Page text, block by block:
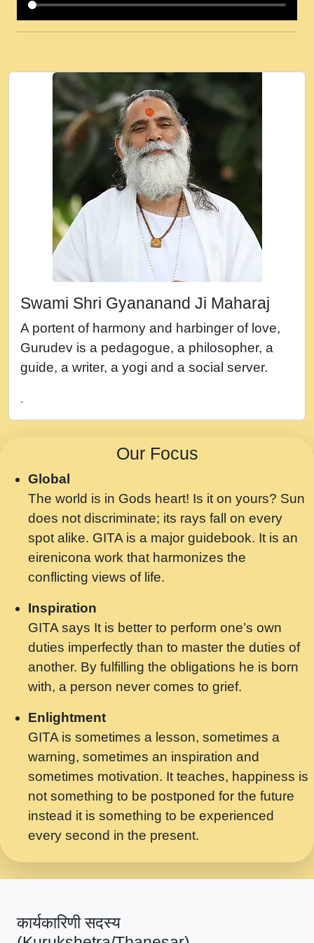
कई पकड क मर हथ र मह वदवन पहच दय! मह जन
Ki - Krishna Bhajan - New Bhajan 2020
#Ishwar Bhakti.mp3
जब से गीता ज्ञान पाया मैं बड़ी मस्ती में हूँ । 2018 -
Rishikesh - Ratan Ji Rasik.mp3
तन हल दल द सनव मड उतत सर रख क, नल रव त
गल लग जव त सर उतत हथ रख द!.mp3
तू कर प्रीतम से प्रीत, यूहीं दिन बीतते जाते हैं ।
2018 - Rishikesh - Swami Gyananand Ji
Maharaj.mp3
न म गवद गपल गद फर, पयर महन न रझद फर! shri
नह भरस रह लडडल... अपन खट करम क !!!! मह दद
सहर चरण क .....mp3
बगड नसब कसन सवर तर बगर Shri ravinandan
shastri ji maharaj.mp3
Chahe Ram Ho Chahe Shyam Ho.mp3
मझ अपन जवन बनन न आय, रठ हर क मनन न आय
Shri ravinandan shastri ji maharaj.mp3
मन अशांत मंत्र जाप - गीता प्रेरणा -Swami
Gyananand Ji Maharaj.mp3
मन बध लय परम वल कगन Special Shyam
Saawariya.mp3
मर गनय न अपरध लडडल शर रध.... Shri
ravinandan shastri ji maharaj.mp3
मेरे मन हरी का ध्यान लगा - भजन भाव - 2018 -
Rishikesh - Swami Gyananand Ji
Maharaj.mp3
यह हसरत तलब ह नकज कमर Yahi Hasraten
Talab Hai Bhav Pravah #bhajan.mp3
लडल ज बल ल क ज न लग Sadhvi Purnima Ji
7.9.2021 जवल नगर दलल #बसर.mp3
सख भ मझ पयर ह दख भ मझ पयर ह!छड म कस दत
सपरहट भजन 2021 - तर अखय ह जद भर बहर ज म
सपरहट शयम भजन - जय जय शयम जय जय शयम
Swami Shri Gyananand Ji Maharaj
A portent of harmony and harbinger of love,
Gurudev is a pedagogue, a philosopher, a
guide, a writer, a yogi and a social server.
.
Our Focus
Global
The world is in Gods heart! Is it on yours? Sun
does not discriminate; its rays fall on every
spot alike. GITA is a major guidebook. It is an
eirenicona work that harmonizes the
conflicting views of life.
Inspiration
GITA says It is better to perform one’s own
duties imperfectly than to master the duties of
another. By fulfilling the obligations he is born
with, a person never comes to grief.
Enlightment
GITA is sometimes a lesson, sometimes a
warning, sometimes an inspiration and
sometimes motivation. It teaches, happiness is
not something to be postponed for the future
instead it is something to be experienced
every second in the present.
कार्यकारिणी सदस्य